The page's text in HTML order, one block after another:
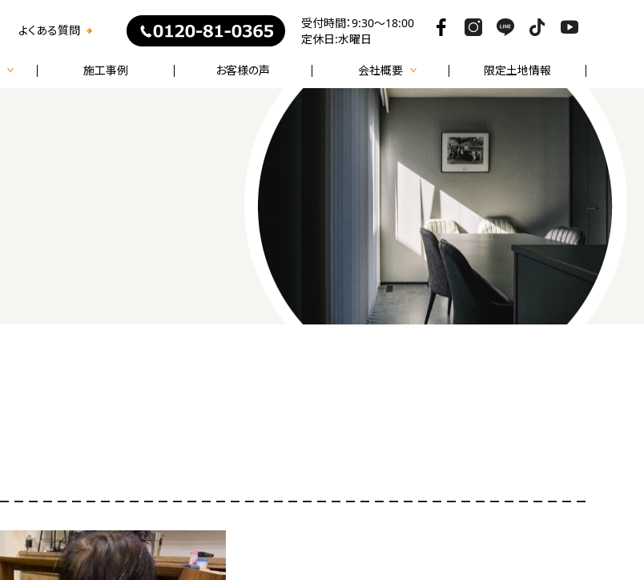
よくある質問
受付時間：9:30～18:00
定休日:水曜日
施工事例 お客様の声 会社概要 限定土地情報